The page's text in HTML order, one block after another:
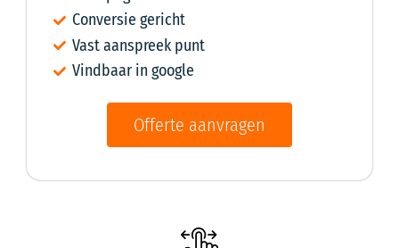
Conversie gericht
Vast aanspreek punt
Vindbaar in google
Offerte aanvragen
Conversie gericht
Modulair (prijs) opbouw
Vindbaar in google
Offerte aanvragen